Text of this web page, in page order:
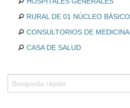
RURAL DE 01 NÚCLEO BÁSICO
CONSULTORIOS DE MEDICINA
CASA DE SALUD